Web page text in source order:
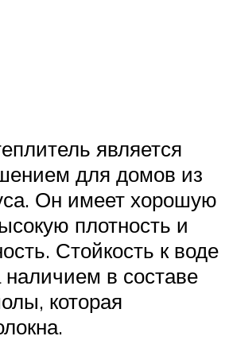
является
для домов из
Он имеет хорошую
плотность и
Стойкость к воде
наличием в составе
которая